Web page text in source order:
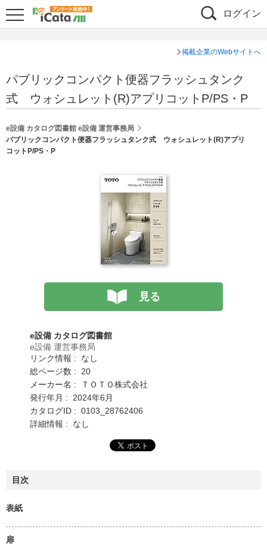
ログイン
掲載企業のWebサイトへ
パブリックコンパクト便器フラッシュタンク
式 ウォシュレット(R)アプリコットP/PS・P
e設備 カタログ図書館 e設備 運営事務局
パブリックコンパクト便器フラッシュタンク式 ウォシュレット(R)アプリ
コットP/PS・P
見る
e設備 カタログ図書館
e設備 運営事務局
リンク情報 : なし
総ページ数 : 20
メーカー名 : ＴＯＴＯ株式会社
発行年月 : 2024年6月
カタログID : 0103_28762406
詳細情報 : なし
目次
表紙
扉